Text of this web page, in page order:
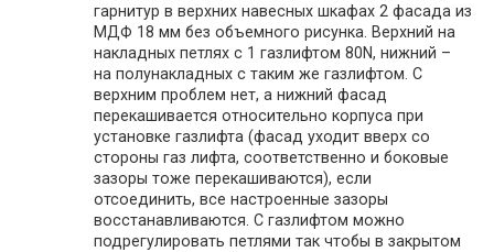
гарнитур в верхних навесных шкафах 2 фасада из
МДФ 18 мм без объемного рисунка. Верхний на
накладных петлях с 1 газлифтом 80N, нижний –
на полунакладных с таким же газлифтом. С
верхним проблем нет, а нижний фасад
перекашивается относительно корпуса при
установке газлифта (фасад уходит вверх со
стороны газ лифта, соответственно и боковые
зазоры тоже перекашиваются), если
отсоединить, все настроенные зазоры
восстанавливаются. С газлифтом можно
подрегулировать петлями так чтобы в закрытом